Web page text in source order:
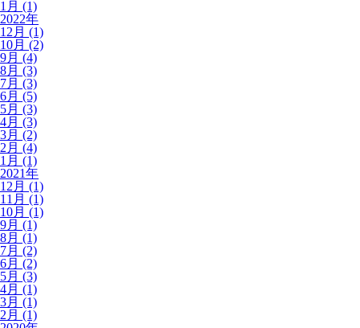
1月 (1)
2022年
12月 (1)
10月 (2)
9月 (4)
8月 (3)
7月 (3)
6月 (5)
5月 (3)
4月 (3)
3月 (2)
2月 (4)
1月 (1)
2021年
12月 (1)
11月 (1)
10月 (1)
9月 (1)
8月 (1)
7月 (2)
6月 (2)
5月 (3)
4月 (1)
3月 (1)
2月 (1)